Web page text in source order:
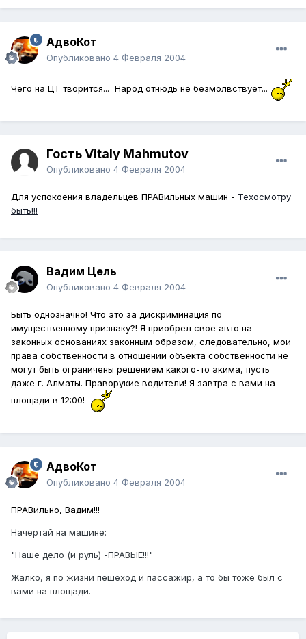
АдвоКот
Опубликовано 4 Февраля 2004
Чего на ЦТ творится... Народ отнюдь не безмолвствует...
Гость Vitaly Mahmutov
Опубликовано 4 Февраля 2004
Для успокоения владельцев ПРАВильных машин - Техосмотру
быть!!!
Вадим Цель
Опубликовано 4 Февраля 2004
Быть однозначно! Что это за дискриминация по
имущественному признаку?! Я приобрел свое авто на
законных основаниях законным образом, следовательно, мои
права собственности в отношении объекта собственности не
могут быть ограничены решением какого-то акима, пусть
даже г. Алматы. Праворукие водители! Я завтра с вами на
площади в 12:00!
АдвоКот
Опубликовано 4 Февраля 2004
ПРАВильно, Вадим!!!
Начертай на машине:
"Наше дело (и руль) -ПРАВЫЕ!!!"
Жалко, я по жизни пешеход и пассажир, а то бы тоже был с
вами на площади.